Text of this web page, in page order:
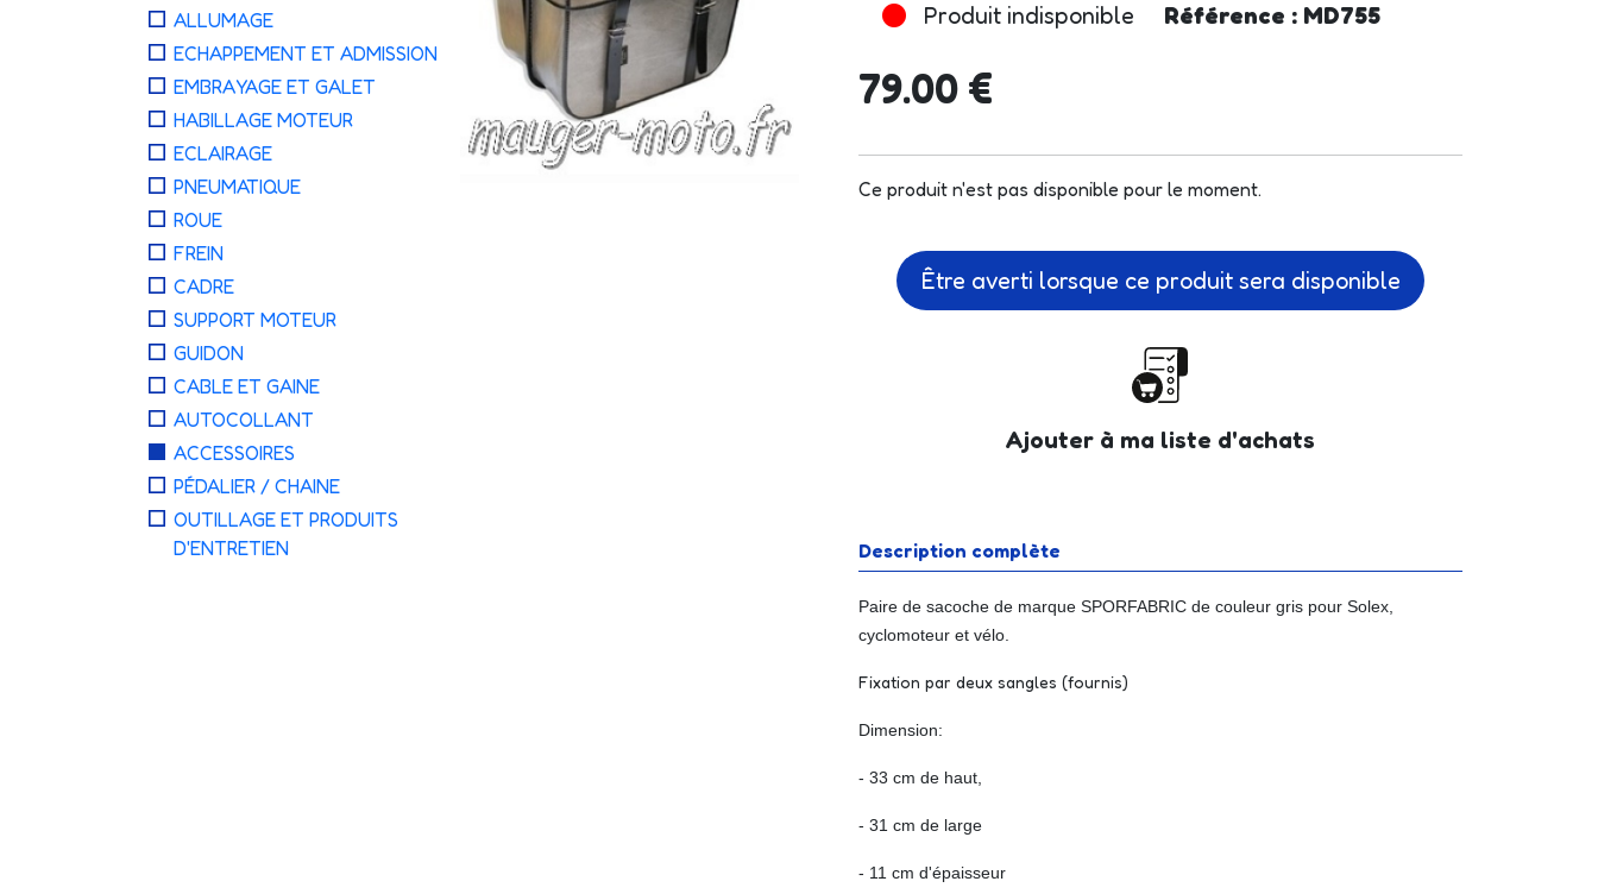
ALLUMAGE
ECHAPPEMENT ET ADMISSION
EMBRAYAGE ET GALET
HABILLAGE MOTEUR
ECLAIRAGE
PNEUMATIQUE
ROUE
FREIN
CADRE
SUPPORT MOTEUR
GUIDON
CABLE ET GAINE
AUTOCOLLANT
ACCESSOIRES
PÉDALIER / CHAINE
OUTILLAGE ET PRODUITS
D'ENTRETIEN
Produit indisponible Référence : MD755
79.00 €
Ce produit n'est pas disponible pour le moment.
Être averti lorsque ce produit sera disponible
Ajouter à ma liste d'achats
Description complète
Paire de sacoche de marque SPORFABRIC de couleur gris pour Solex,
cyclomoteur et vélo.
Fixation par deux sangles (fournis)
Dimension:
- 33 cm de haut,
- 31 cm de large
- 11 cm d'épaisseur